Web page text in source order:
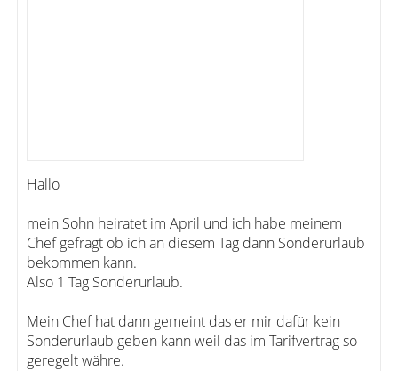
Hallo
mein Sohn heiratet im April und ich habe meinem
Chef gefragt ob ich an diesem Tag dann Sonderurlaub
bekommen kann.
Also 1 Tag Sonderurlaub.
Mein Chef hat dann gemeint das er mir dafür kein
Sonderurlaub geben kann weil das im Tarifvertrag so
geregelt währe.